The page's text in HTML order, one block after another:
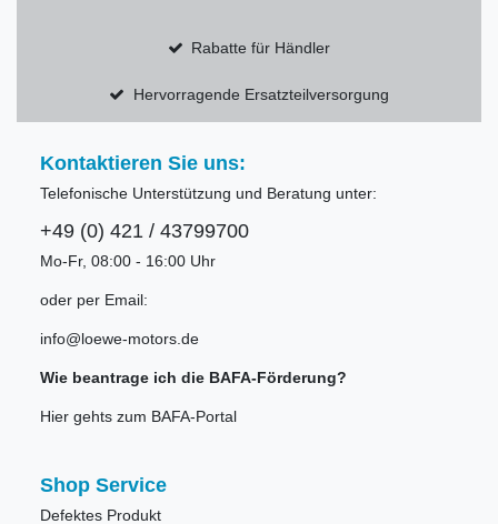
Rabatte für Händler
Hervorragende Ersatzteilversorgung
Kontaktieren Sie uns:
Telefonische Unterstützung und Beratung unter:
+49 (0) 421 / 43799700
Mo-Fr, 08:00 - 16:00 Uhr
oder per Email:
info@loewe-motors.de
Wie beantrage ich die BAFA-Förderung?
Hier gehts zum BAFA-Portal
Shop Service
Defektes Produkt